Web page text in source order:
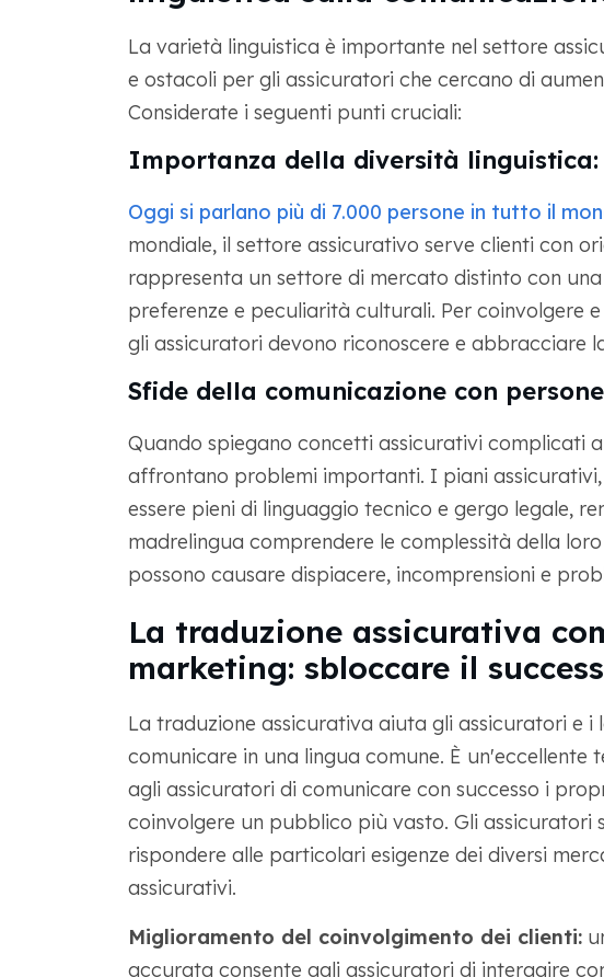
La varietà linguistica è importante nel settore
e ostacoli per gli assicuratori che cercano di
Considerate i seguenti punti cruciali:
Importanza della diversità linguistica:
Oggi si parlano più di 7.000 persone in tutto il
mondiale, il settore assicurativo serve clienti con
rappresenta un settore di mercato distinto con
preferenze e peculiarità culturali. Per coinvolgere
gli assicuratori devono riconoscere e abbracciare
Sfide della comunicazione con
Quando spiegano concetti assicurativi complicati
affrontano problemi importanti. I piani
essere pieni di linguaggio tecnico e gergo legale,
madrelingua comprendere le complessità della
possono causare dispiacere, incomprensioni e
La traduzione assicurativa
marketing: sbloccare il
La traduzione assicurativa aiuta gli assicuratori e i
comunicare in una lingua comune. È un'eccellente
agli assicuratori di comunicare con successo i
coinvolgere un pubblico più vasto. Gli assicuratori
rispondere alle particolari esigenze dei diversi
assicurativi.
Miglioramento del coinvolgimento dei clienti:
accurata consente agli assicuratori di interagire